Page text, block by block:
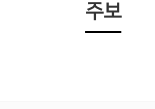
주보